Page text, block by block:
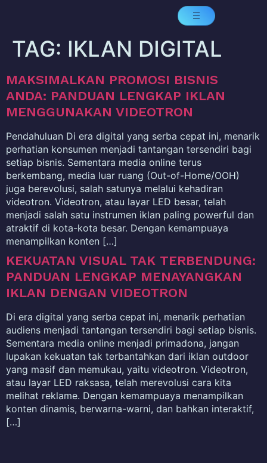
TAG: IKLAN DIGITAL
MAKSIMALKAN PROMOSI BISNIS
ANDA: PANDUAN LENGKAP IKLAN
MENGGUNAKAN VIDEOTRON
Pendahuluan Di era digital yang serba cepat ini, menarik
perhatian konsumen menjadi tantangan tersendiri bagi
setiap bisnis. Sementara media online terus
berkembang, media luar ruang (Out-of-Home/OOH)
juga berevolusi, salah satunya melalui kehadiran
videotron. Videotron, atau layar LED besar, telah
menjadi salah satu instrumen iklan paling powerful dan
atraktif di kota-kota besar. Dengan kemampuaya
menampilkan konten […]
KEKUATAN VISUAL TAK TERBENDUNG:
PANDUAN LENGKAP MENAYANGKAN
IKLAN DENGAN VIDEOTRON
Di era digital yang serba cepat ini, menarik perhatian
audiens menjadi tantangan tersendiri bagi setiap bisnis.
Sementara media online menjadi primadona, jangan
lupakan kekuatan tak terbantahkan dari iklan outdoor
yang masif dan memukau, yaitu videotron. Videotron,
atau layar LED raksasa, telah merevolusi cara kita
melihat reklame. Dengan kemampuaya menampilkan
konten dinamis, berwarna-warni, dan bahkan interaktif,
[…]